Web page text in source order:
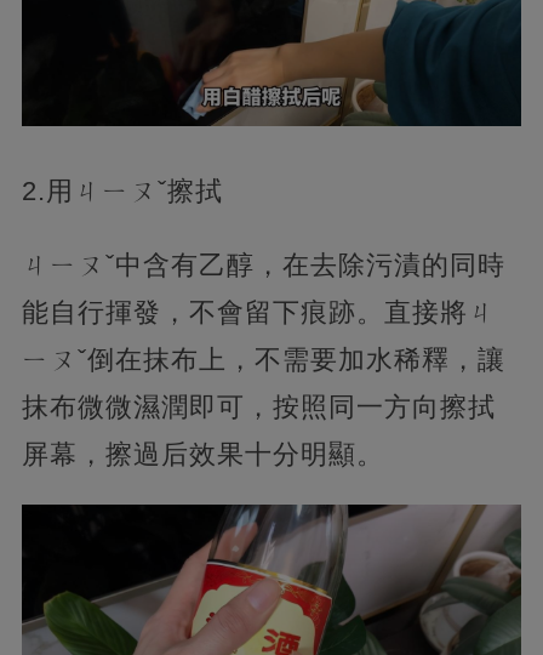
2.用ㄐㄧㄡˇ擦拭
ㄐㄧㄡˇ中含有乙醇，在去除污漬的同時
能自行揮發，不會留下痕跡。直接將ㄐ
ㄧㄡˇ倒在抹布上，不需要加水稀釋，讓
抹布微微濕潤即可，按照同一方向擦拭
屏幕，擦過后效果十分明顯。